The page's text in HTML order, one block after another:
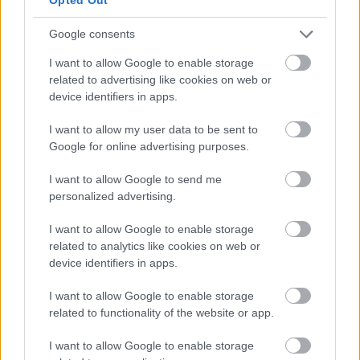
Google consents
I want to allow Google to enable storage
related to advertising like cookies on web or
device identifiers in apps.
I want to allow my user data to be sent to
Google for online advertising purposes.
I want to allow Google to send me
personalized advertising.
I want to allow Google to enable storage
related to analytics like cookies on web or
device identifiers in apps.
I want to allow Google to enable storage
related to functionality of the website or app.
I want to allow Google to enable storage
3. Lázadó csaj
Egy korszakban, amikor az indie tényleg jelentett
valamit és, amikor az underground zenekarokról
való tudomásszerzés csak a postán érkező
magazinokból volt lehetséges, semelyik másik
mozgalom nem volt bomlasztóbb, formabontóbb
2. Disney
A '90-es évek volt a Disney reneszánsza. A Walt
Disney stúdió által tradicionálisan készített zenés
rajzfilmek ismét hatalmas közkedveltségnek
örvendtek ebben az évtizedben. Ekkor jelent meg az
Aladdin, Az Oroszlánkirály és a Szépség és a